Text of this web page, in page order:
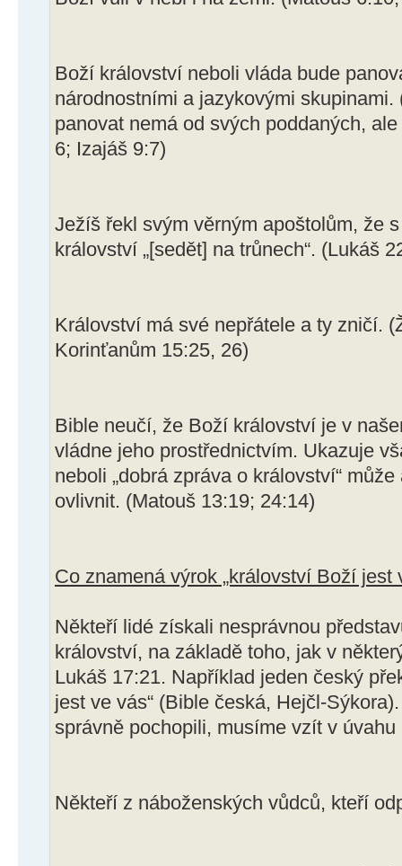
Boží království neboli vláda bude
národnostními a jazykovými skupinami.
panovat nemá od svých poddaných,
6; Izajáš 9:7)
Ježíš řekl svým věrným apoštolům, že
království „[sedět] na trůnech“. (Lukáš
Království má své nepřátele a ty zničí.
Korinťanům 15:25, 26)
Bible neučí, že Boží království je v
vládne jeho prostřednictvím. Ukazuje
neboli „dobrá zpráva o království“
ovlivnit. (Matouš 13:19; 24:14)
Co znamená výrok „království Boží jest
Někteří lidé získali nesprávnou
království, na základě toho, jak v
Lukáš 17:21. Například jeden český
jest ve vás“ (Bible česká, Hejčl-
správně pochopili, musíme vzít v úvahu
Někteří z náboženských vůdců, kteří